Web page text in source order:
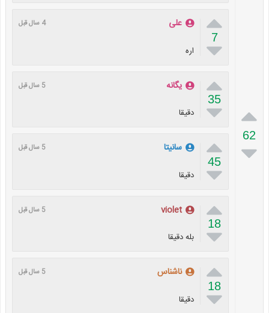

62


7

علی 4 سال قبل
اره

35

یگانه 5 سال قبل
دقیقا

45

سانیتا 5 سال قبل
دقیقا

18

violet 5 سال قبل
بله دقیقا

18

ناشناس 5 سال قبل
دقیقا